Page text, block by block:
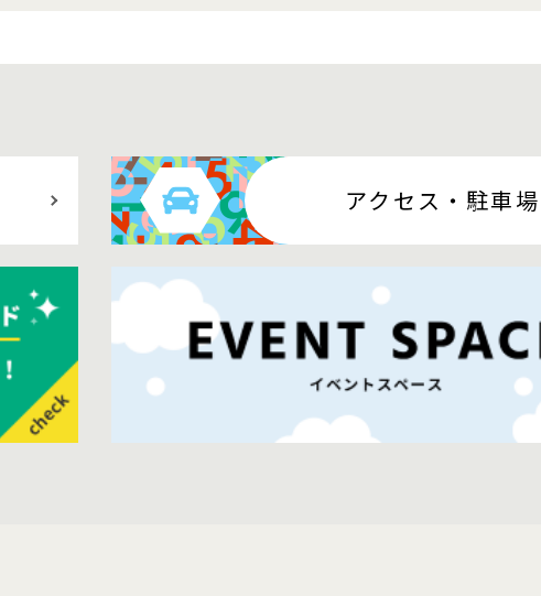
アクセス ・駐車場